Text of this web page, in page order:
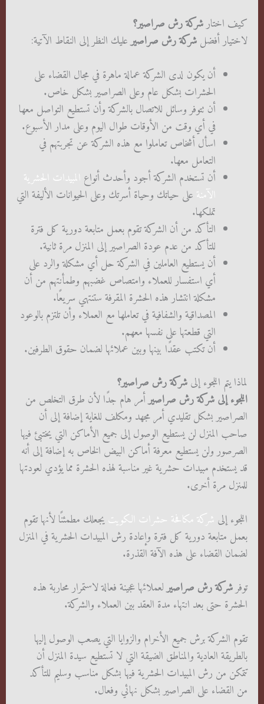
كيف اختارشركة رش صراصير؟
لاختيار أفضلشركة رش صراصيرعليك النظر إلى النقاط الآتية:
أن يكون لدى الشركة عمالة ماهرة في مجال القضاء على
الحشرات بشكل عام وعلى الصراصير بشكل خاص.
أن تتوفر وسائل للاتصال بالشركة وأن تستطيع التواصل معها
في أي وقت من الأوقات طوال اليوم وعلى مدار الأسبوع.
اسأل أشخاص تعاملوا مع هذه الشركة عن تجربتهم في
التعامل معها.
أن تستخدم الشركة أجود وأحدث أنواع المبيدات الحشرية
الآمنة على حياتك وحياة أسرتك وعلى الحيوانات الأليفة التي
تملكها.
التأكد من أن الشركة تقوم بعمل متابعة دورية كل فترة
للتأكد من عدم عودة الصراصير إلى المنزل مرة ثانية.
أن يستطيع العاملين في الشركة حل أي مشكلة والرد على
أي استفسار للعملاء وامتصاص غضبهم وطمأنتهم من أن
مشكلة انتشار هذه الحشرة المقرفة ستنتهي سريعًا.
المصداقية والشفافية في تعاملها مع العملاء وأن تلتزم بالوعود
التي قطعتها على نفسها معهم.
أن تكتب عقدًا بينها وبين عملائها لضمان حقوق الطرفين.
لماذا يتم اللجوء إلىشركة رش صراصير؟
اللجوء إلى شركة رش صراصيرأمر هام جدًا لأن طرق التخلص من
الصراصير بشكل تقليدي أمر مجهد ومكلف للغاية إضافة إلى أن
صاحب المنزل لن يستطيع الوصول إلى جميع الأماكن التي يختبئ فيها
الصرصور ولن يستطيع معرفة أماكن البيض الخاص به إضافة إلى أنه
قد يستخدم مبيدات حشرية غير مناسبة لهذه الحشرة مما يؤدي لعودتها
للمنزل مرة أخرى.
اللجوء إلى شركة مكافحة حشرات الكويت يجعلك مطمئنًا لأنها تقوم
بعمل متابعة دورية كل فترة وإعادة رش المبيدات الحشرية في المنزل
لضمان القضاء على هذه الآفة القذرة.
توفرشركة رش صراصيرلعملائها عجينة فعالة لاستمرار محاربة هذه
الحشرة حتى بعد انتهاء مدة العقد بين العملاء والشركة.
تقوم الشركة برش جميع الأخرام والزوايا التي يصعب الوصول إليها
بالطريقة العادية والمناطق الضيقة التي لا تستطيع سيدة المنزل أن
تتمكن من رش المبيدات الحشرية فيها بشكل مناسب وسليم للتأكد
من القضاء على الصراصير بشكل نهائي وفعال.